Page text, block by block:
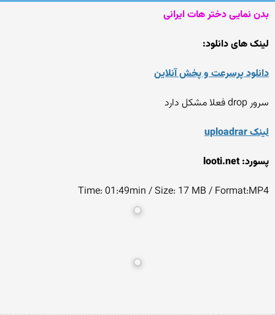
بدن نمایی دختر هات ایرانی
لینک های دانلود:
دانلود پرسرعت و پخش آنلاین
سرور drop فعلا مشکل دارد
لینک uploadrar
پسورد: looti.net
Time: 01:49min / Size: 17 MB / Format:MP4